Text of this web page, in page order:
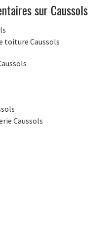
sur Caussols
toiture Caussols
Caussols